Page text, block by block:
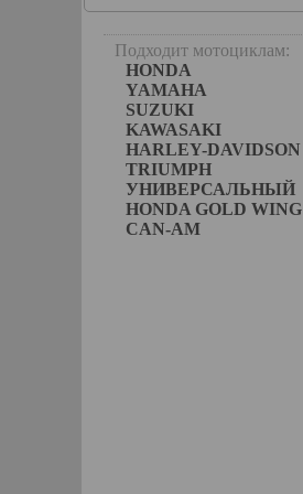
Подходит мотоциклам:
HONDA
YAMAHA
SUZUKI
KAWASAKI
HARLEY-DAVIDSON
TRIUMPH
УНИВЕРСАЛЬНЫЙ
HONDA GOLD WING
CAN-AM